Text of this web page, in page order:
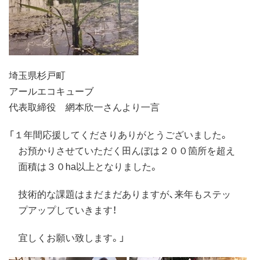
埼玉県杉戸町
アールエコキューブ
代表取締役 網本欣一さんより一言
「１年間応援してくださりありがとうございました。
お預かりさせていただく田んぼは２００箇所を超え
面積は３０ha以上となりました。
技術的な課題はまだまだありますが、来年もステッ
プアップしていきます！
宜しくお願い致します。」